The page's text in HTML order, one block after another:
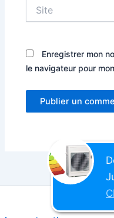
Enregistrer mon
le navigateur pour